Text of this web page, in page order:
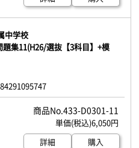
中学校
題集11(H26/選抜【3科目】+模
433-D0301-11
6,050円
詳細
購入